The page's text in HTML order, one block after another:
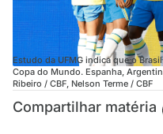
Estudo da UFMG indica que o
Copa do Mundo. Espanha,
Ribeiro / CBF, Nelson Terme / CBF
Compartilhar matéria